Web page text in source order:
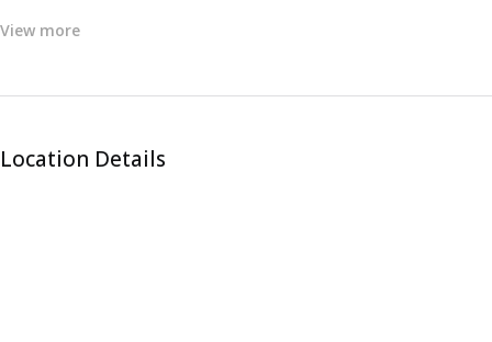
View more
Location Details